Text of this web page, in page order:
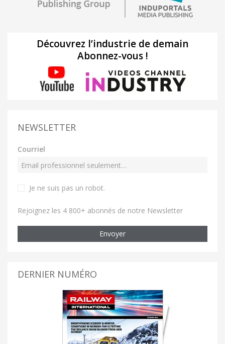
Découvrez l’industrie de demain
Abonnez-vous !
NEWSLETTER
Courriel
Je ne suis pas un robot.
Rejoignez les 4 800+ abonnés de notre Newsletter
Envoyer
DERNIER NUMÉRO